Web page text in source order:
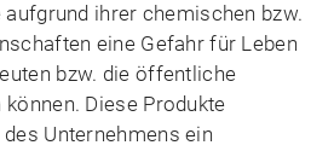
aufgrund ihrer chemischen bzw.
eine Gefahr für Leben
bzw. die öffentliche
Diese Produkte
Unternehmens ein